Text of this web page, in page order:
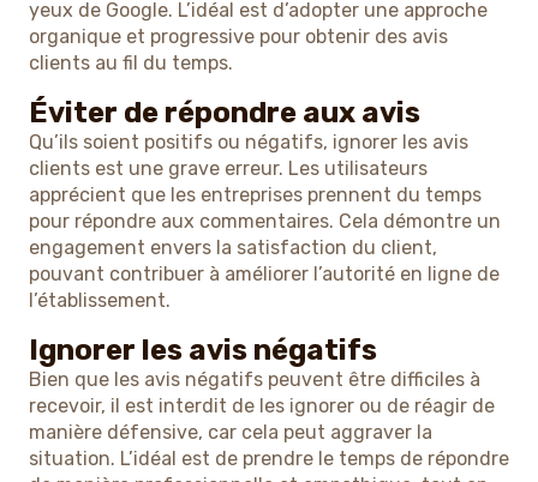
yeux de Google. L’idéal est d’adopter une approche
organique et progressive pour obtenir des avis
clients au fil du temps.
Éviter de répondre aux avis
Qu’ils soient positifs ou négatifs, ignorer les avis
clients est une grave erreur. Les utilisateurs
apprécient que les entreprises prennent du temps
pour répondre aux commentaires. Cela démontre un
engagement envers la satisfaction du client,
pouvant contribuer à améliorer l’autorité en ligne de
l’établissement.
Ignorer les avis négatifs
Bien que les avis négatifs peuvent être difficiles à
recevoir, il est interdit de les ignorer ou de réagir de
manière défensive, car cela peut aggraver la
situation. L’idéal est de prendre le temps de répondre